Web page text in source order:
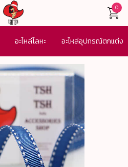
0
อะไหล่โลหะ อะไหล่อุปกรณ์ตกแต่ง